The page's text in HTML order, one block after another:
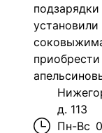
д. 113
Пн-Вс